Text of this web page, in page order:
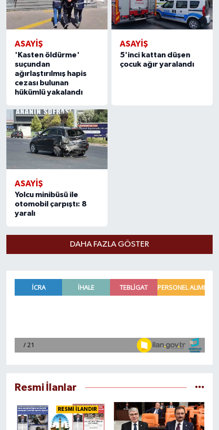
ASAYIŞ
'Kasten öldürme'
suçundan
ağırlaştırılmış hapis
cezası bulunan
hükümlü yakalandı
ASAYIŞ
5'inci kattan düşen
çocuk ağır yaralandı
ASAYIŞ
Yolcu minibüsü ile
otomobil çarpıştı: 8
yaralı
DAHA FAZLA GÖSTER
Resmi İlanlar
RESMİ İLANDIR